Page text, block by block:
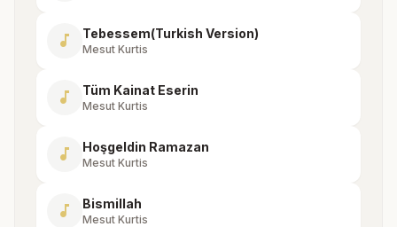
music_note Tebessem(Turkish Version)
Mesut Kurtis
music_note Tüm Kainat Eserin
Mesut Kurtis
music_note Hoşgeldin Ramazan
Mesut Kurtis
music_note Bismillah
Mesut Kurtis